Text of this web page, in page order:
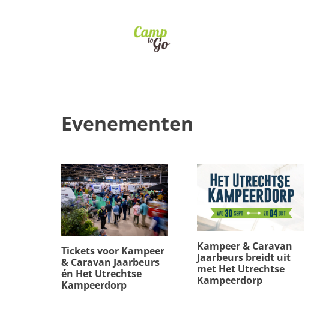
Evenementen
Tickets voor Kampeer
& Caravan Jaarbeurs
én Het Utrechtse
Kampeerdorp
Kampeer & Caravan
Jaarbeurs breidt uit
met Het Utrechtse
Kampeerdorp